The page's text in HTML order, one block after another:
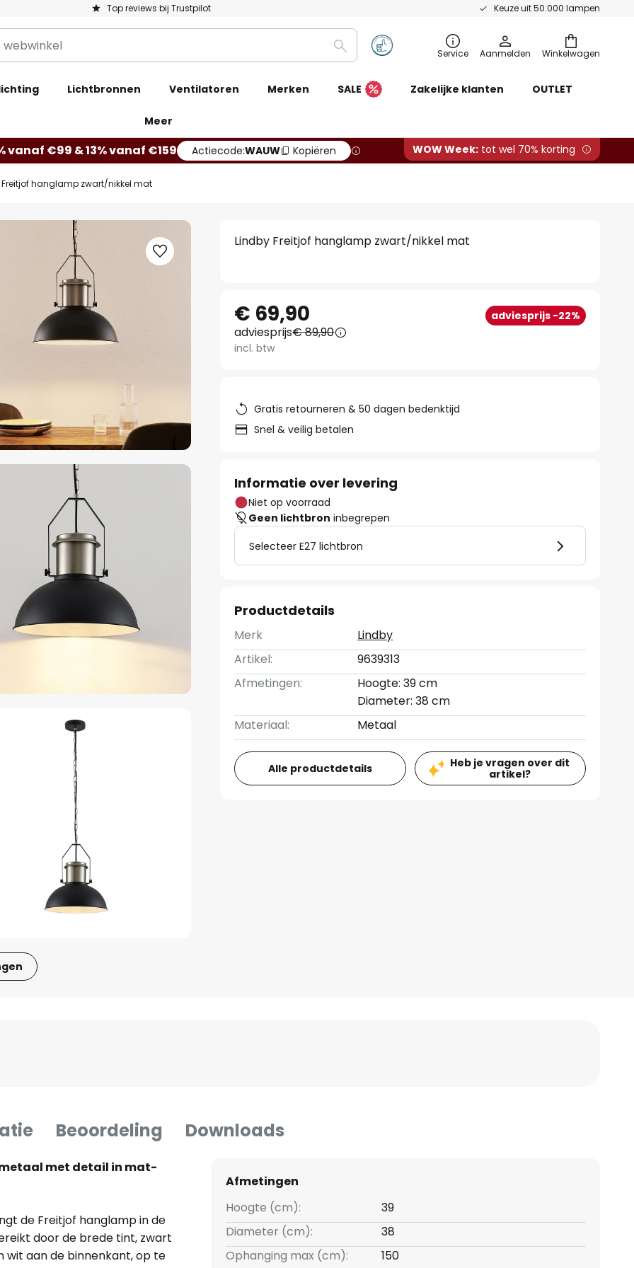
Top reviews bij Trustpilot Keuze uit 50.000 lampen
Winkelwagen
Zoeken Service Aanmelden
Lichtbronnen Ventilatoren Merken SALE Zakelijke klanten OUTLET
Meer
vanaf €99 & 13% vanaf €159 Actiecode:WAUW Kopiëren WOW Week: tot wel 70% korting
Freitjof hanglamp zwart/nikkel mat
Lindby Freitjof hanglamp zwart/nikkel mat
€ 69,90 adviesprijs -22%
adviesprijs€ 89,90
incl. btw
Gratis retourneren & 50 dagen bedenktijd
Snel & veilig betalen
Informatie over levering
Niet op voorraad
Geen lichtbron inbegrepen
Selecteer E27 lichtbron
Productdetails
Merk
Lindby
Artikel:
9639313
Afmetingen:
Hoogte: 39 cm
Diameter: 38 cm
Materiaal:
Metaal
Alle productdetails
Heb je vragen over dit
artikel?
Beoordeling Downloads
met detail in mat-
de Freitjof hanglamp in de
door de brede tint, zwart
wit aan de binnenkant, op te
Afmetingen
Hoogte (cm):
39
Diameter (cm):
38
Ophanging max (cm):
150